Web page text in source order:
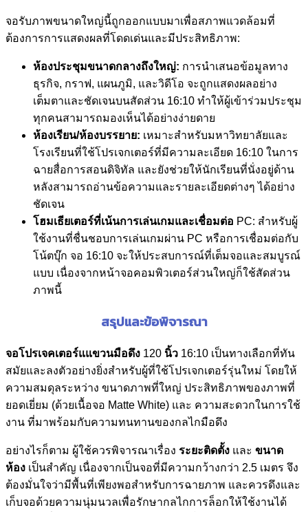
จอรับภาพขนาดใหญ่นี้ถูกออกแบบมาเพื่อสภาพแวดล้อมที่
ต้องการการแสดงผลที่โดดเด่นและมีประสิทธิภาพ:
ห้องประชุมขนาดกลางถึงใหญ่: การนำเสนอข้อมูลทาง
ธุรกิจ, กราฟ, แผนภูมิ, และวิดีโอ จะถูกแสดงผลอย่าง
เต็มตาและชัดเจนบนสัดส่วน 16:10 ทำให้ผู้เข้าร่วมประชุม
ทุกคนสามารถมองเห็นได้อย่างง่ายดาย
ห้องเรียน/ห้องบรรยาย: เหมาะสำหรับมหาวิทยาลัยและ
โรงเรียนที่ใช้โปรเจกเตอร์ที่มีความละเอียด 16:10 ในการ
ฉายสื่อการสอนดิจิทัล และยังช่วยให้นักเรียนที่นั่งอยู่ด้าน
หลังสามารถอ่านข้อความและรายละเอียดต่างๆ ได้อย่าง
ชัดเจน
โฮมเธียเตอร์ที่เน้นการเล่นเกมและเชื่อมต่อ PC: สำหรับผู้
ใช้งานที่ชื่นชอบการเล่นเกมผ่าน PC หรือการเชื่อมต่อกับ
โน้ตบุ๊ก จอ 16:10 จะให้ประสบการณ์ที่เต็มจอและสมบูรณ์
แบบ เนื่องจากหน้าจอคอมพิวเตอร์ส่วนใหญ่ก็ใช้สัดส่วน
ภาพนี้
สรุปและข้อพิจารณา
จอโปรเจคเตอร์แแขวนมือดึง 120 นิ้ว 16:10 เป็นทางเลือกที่ทัน
สมัยและลงตัวอย่างยิ่งสำหรับผู้ที่ใช้โปรเจกเตอร์รุ่นใหม่ โดยให้
ความสมดุลระหว่าง ขนาดภาพที่ใหญ่ ประสิทธิภาพของภาพที่
ยอดเยี่ยม (ด้วยเนื้อจอ Matte White) และ ความสะดวกในการใช้
งาน ที่มาพร้อมกับความทนทานของกลไกมือดึง
อย่างไรก็ตาม ผู้ใช้ควรพิจารณาเรื่อง ระยะติดตั้ง และ ขนาด
ห้อง เป็นสำคัญ เนื่องจากเป็นจอที่มีความกว้างกว่า 2.5 เมตร จึง
ต้องมั่นใจว่ามีพื้นที่เพียงพอสำหรับการฉายภาพ และควรดึงและ
เก็บจอด้วยความนุ่มนวลเพื่อรักษากลไกการล็อกให้ใช้งานได้